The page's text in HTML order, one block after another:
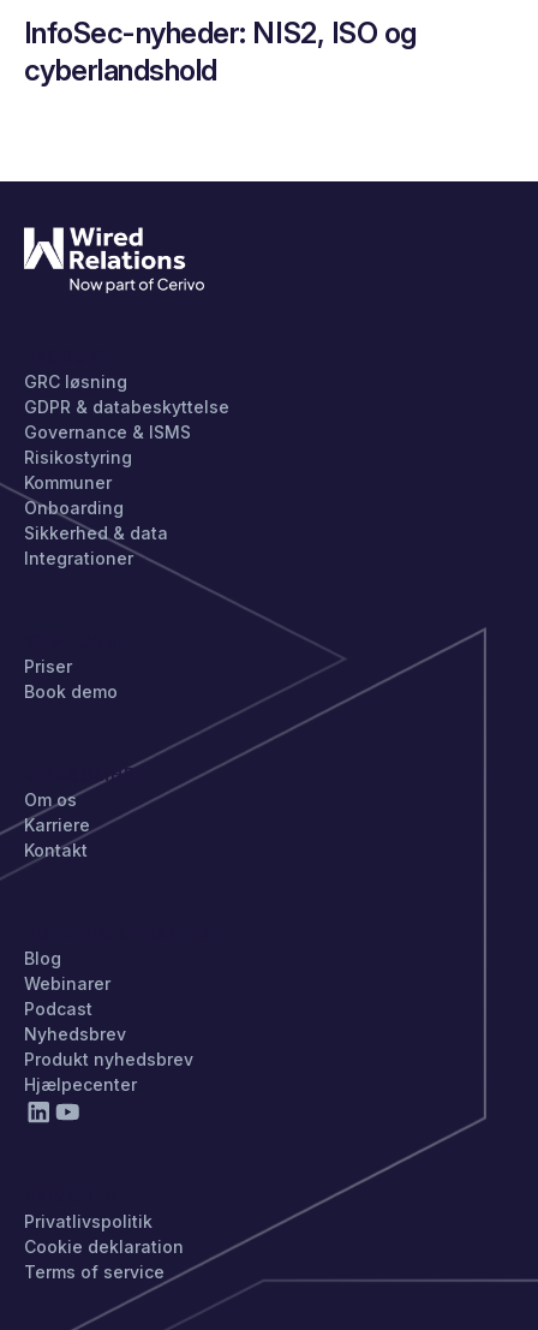
InfoSec-nyheder: NIS2, ISO og
cyberlandshold
GRC løsning
GDPR & databeskyttelse
Governance & ISMS
Risikostyring
Kommuner
Onboarding
Sikkerhed & data
Integrationer
Priser
Book demo
VIRKSOMHED
Om os
Karriere
Kontakt
Blog
Webinarer
Podcast
Nyhedsbrev
Produkt nyhedsbrev
Hjælpecenter
Privatlivspolitik
Cookie deklaration
Terms of service